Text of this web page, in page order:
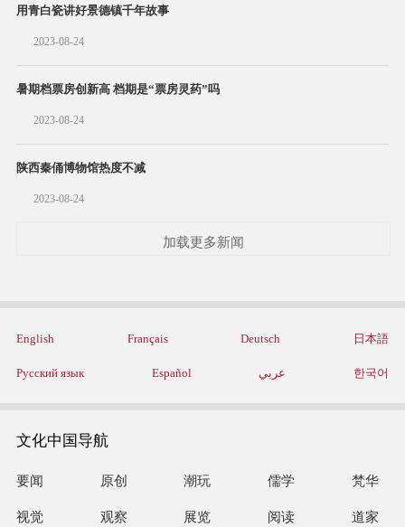
用青白瓷讲好景德镇千年故事
2023-08-24
暑期档票房创新高 档期是“票房灵药”吗
2023-08-24
陕西秦俑博物馆热度不减
2023-08-24
加载更多新闻
English Français Deutsch 日本語
Русский язык Español عربي 한국어
文化中国导航
要闻 原创 潮玩 儒学 梵华
视觉 观察 展览 阅读 道家